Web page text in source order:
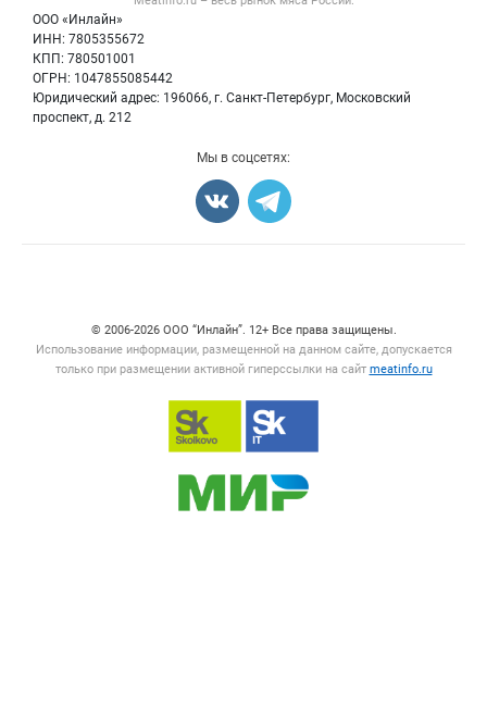
ООО «Инлайн»
ИНН: 7805355672
КПП: 780501001
ОГРН: 1047855085442
Юридический адрес: 196066, г. Санкт-Петербург, Московский
проспект, д. 212
Политика обработки персональных данных
Вакансии
Мы в соцсетях:
© 2006‑2026 ООО “Инлайн”. 12+ Все права защищены.
Использование информации, размещенной на данном сайте, допускается
только при размещении активной гиперссылки на сайт meatinfo.ru